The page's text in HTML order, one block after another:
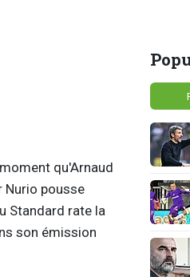
qu'Arnaud
Nurio pousse
Standard rate la
son émission